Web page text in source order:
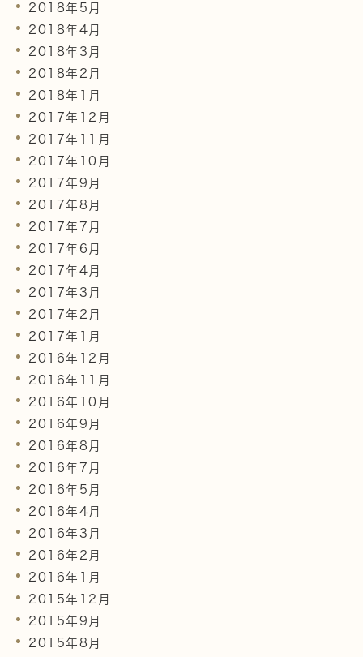
2018年5月
2018年4月
2018年3月
2018年2月
2018年1月
2017年12月
2017年11月
2017年10月
2017年9月
2017年8月
2017年7月
2017年6月
2017年4月
2017年3月
2017年2月
2017年1月
2016年12月
2016年11月
2016年10月
2016年9月
2016年8月
2016年7月
2016年5月
2016年4月
2016年3月
2016年2月
2016年1月
2015年12月
2015年9月
2015年8月